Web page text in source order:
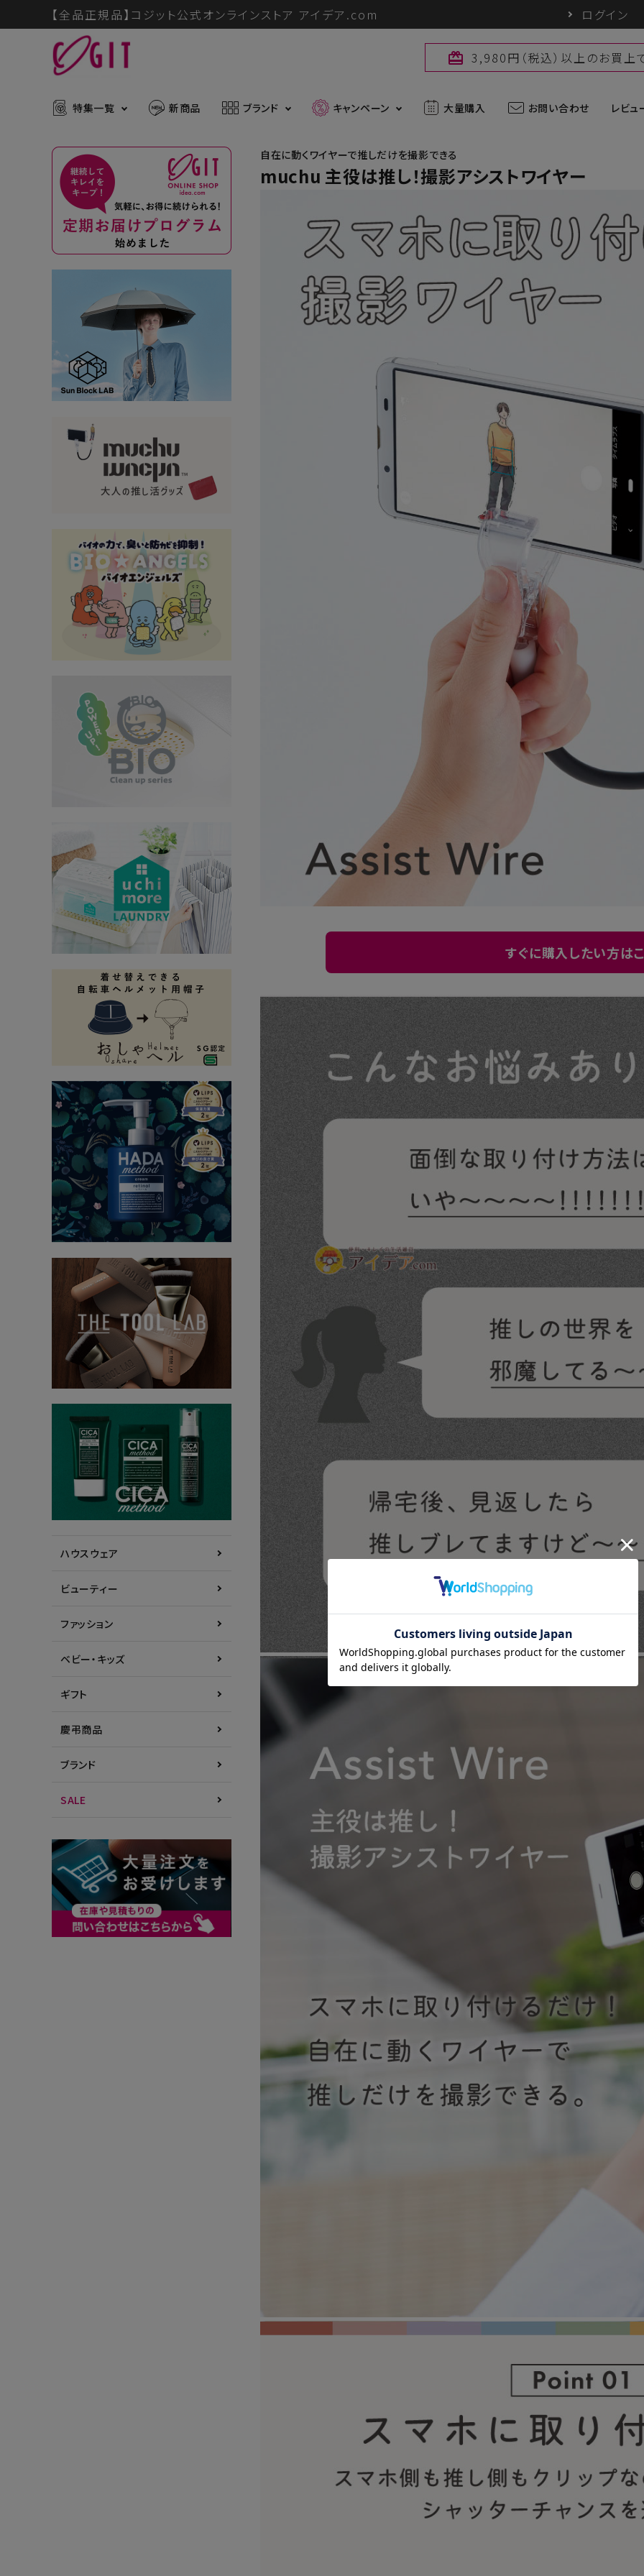
【全品正規品】コジット公式オンラインストア アイデア.com ログイン
card_giftcard 3,980円（税込）以上のお買上
特集一覧
最新入荷アイテム
メディア掲載アイテム 暑さ・紫外線対策グッズ ブランド一覧
推し活グッズ 掃除グッズ アウトドアグッズ
ボディケアグッズ ヘアケアグッズ
大量購入・法人
新商品 ブランド
muchu muchu Sun Block LAB パワーバイオ
キャンペーン 大量購入 お問い合わせ レビュ
ACCOUNT MENU
ようこそ ゲスト 様
暑さ・紫外線対策グッズ
ボディメイクグッズ
アウトドア・トラベル
ご利用ガイド
プライバシーポリシー
特定商取引法について
会社概要
お問い合わせ
ハウスウェア
ビューティー
ファッション
ベビー・キッズ
ギフト
慶弔商品
ブランド
SALE
自在に動くワイヤーで推しだけを撮影できる
muchu 主役は推し！撮影アシストワイヤー
すぐに購入したい方は